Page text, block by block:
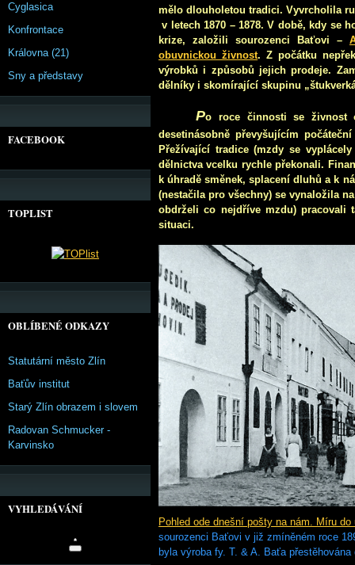
mělo dlouholetou tradici. Vyvrcholila
v letech 1870 – 1878. V době, kdy se
krize, založili sourozenci Baťovi –
obuvnickou živnost. Z počátku
výrobků i způsobů jejich prodeje.
dělníky i skomírající skupinu
Po roce činnosti se
desetinásobně převyšujícím
Přežívající tradice (mzdy se
dělnictva vcelku rychle překonali.
k úhradě směnek, splacení dluhů a k
(nestačila pro všechny) se vynaložila
obdrželi co nejdříve mzdu) pracovali
situaci.
Pohled ode dnešní pošty na nám. Míru
sourozenci Baťovi v již zmíněném roce
byla výroba fy. T. & A. Baťa
Cyglasica
Konfrontace
Královna (21)
Sny a představy
FACEBOOK
TOPLIST
OBLÍBENÉ ODKAZY
Statutární město Zlín
Baťův institut
Starý Zlín obrazem i slovem
Radovan Schmucker -
Karvinsko
VYHLEDÁVÁNÍ